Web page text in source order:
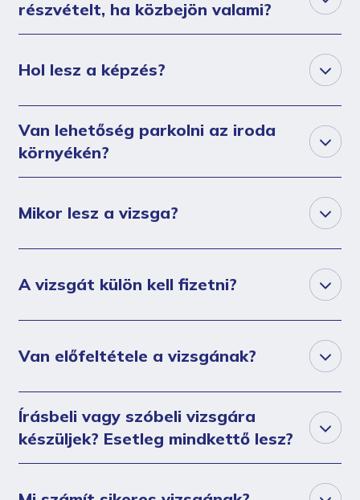
részvételt, ha közbejön valami?
Hol lesz a képzés?
Van lehetőség parkolni az iroda
környékén?
Mikor lesz a vizsga?
A vizsgát külön kell fizetni?
Van előfeltétele a vizsgának?
Írásbeli vagy szóbeli vizsgára
készüljek? Esetleg mindkettő lesz?